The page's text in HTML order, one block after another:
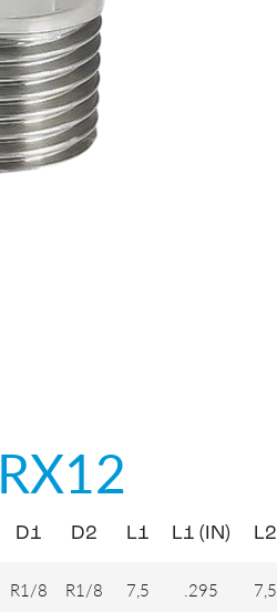
RX12
D1 D2 L1 L1 (IN) L2
R1/8 R1/8 7,5 .295 7,5